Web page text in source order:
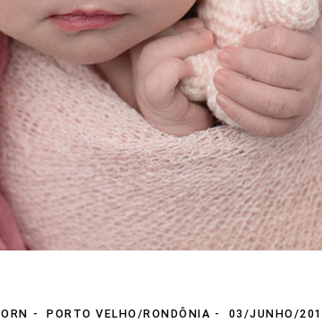
PORTO VELHO/RONDÔNIA 03/JUNHO/